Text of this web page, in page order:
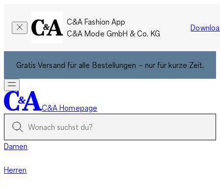
C&A Fashion App
C&A Mode GmbH & Co. KG
Gratis Versand für alle Bestellungen – nur für kurze Zeit.
C&A Homepage
Damen
Herren